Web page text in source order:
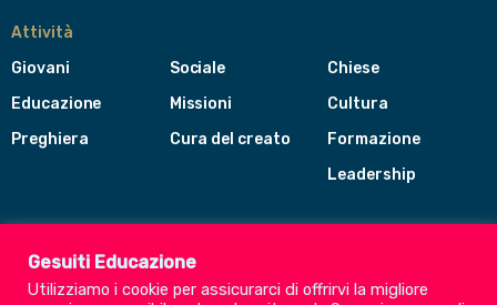
Attività
Giovani
Educazione
Preghiera
Sociale
Missioni
Cura del creato
Chiese
Cultura
Formazione
Leadership
Menù
navigazione
Gesuiti Educazione
Utilizziamo i cookie per assicurarci di offrirvi la migliore